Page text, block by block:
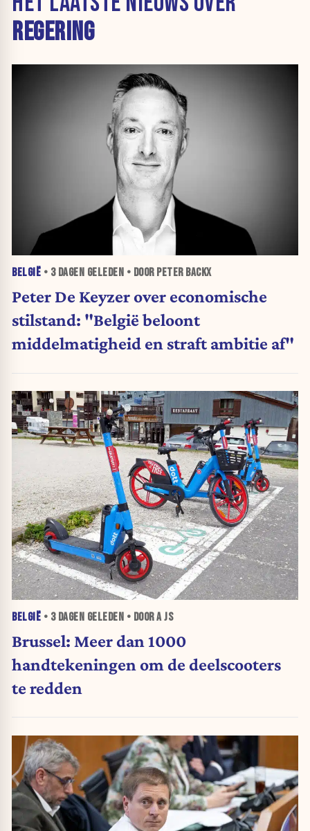
REGERING
BELGIË • 3 DAGEN GELEDEN • DOOR PETER BACKX
Peter De Keyzer over economische
stilstand: "België beloont
middelmatigheid en straft ambitie af"
BELGIË • 3 DAGEN GELEDEN • DOOR A JS
Brussel: Meer dan 1000
handtekeningen om de deelscooters
te redden